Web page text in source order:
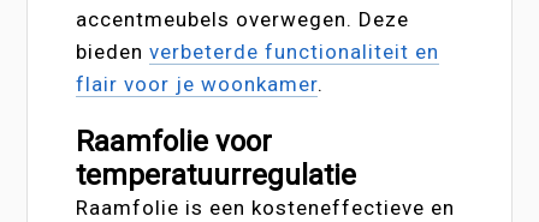
accentmeubels overwegen. Deze
biedenverbeterde functionaliteit en
flair voor je woonkamer.
Raamfolie voor
temperatuurregulatie
Raamfolie is een kosteneffectieve en